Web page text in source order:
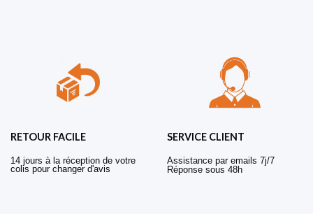
RETOUR FACILE
14 jours à la réception de votre
colis pour changer d'avis
SERVICE CLIENT
Assistance par emails 7j/7
Réponse sous 48h